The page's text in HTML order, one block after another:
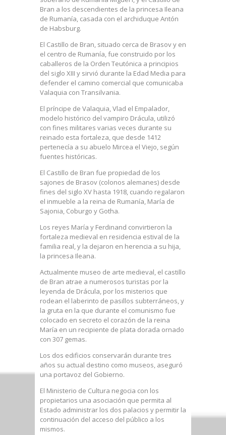
Bran a los descendientes de la princesa Ileana
de Rumanía, casada con el archiduque Antón
de Habsburg.
El Castillo de Bran, situado cerca de Brasov y en
el centro de Rumanía, fue construido por los
caballeros de la Orden Teutónica a principios
del siglo XIII y sirvió durante la Edad Media para
defender el camino comercial que comunicaba
Valaquia con Transilvania.
El príncipe de Valaquia, Vlad el Empalador,
modelo histórico del vampiro Drácula, utilizó
con fines militares varias veces durante su
reinado esta fortaleza, que desde 1412
pertenecía a su abuelo Mircea el Viejo, según
fuentes históricas.
El Castillo de Bran fue propiedad de los
sajones de Brasov (colonos alemanes) desde
fines del siglo XV hasta 1918, cuando regalaron
el inmueble a la reina de Rumanía, María de
Sajonia, Coburgo y Gotha.
Los reyes María y Ferdinand convirtieron la
fortaleza medieval en residencia estival de la
familia real, y la dejaron en herencia a su hija,
la princesa Ileana.
Actualmente museo de arte medieval, el castillo
de Bran atrae a numerosos turistas por la
leyenda de Drácula, por los misterios que
rodean el laberinto de pasillos subterráneos, y
la gruta en la que durante el comunismo fue
colocado en secreto el corazón de la reina
María en un recipiente de plata dorada ornado
con 307 gemas.
Los dos edificios conservarán durante tres
años su actual destino como museos, aseguró
una portavoz del Gobierno.
El Ministerio de Cultura negocia con los
propietarios una asociación que permita al
Estado administrar los dos palacios y permitir la
continuación del acceso del público a los
mismos.